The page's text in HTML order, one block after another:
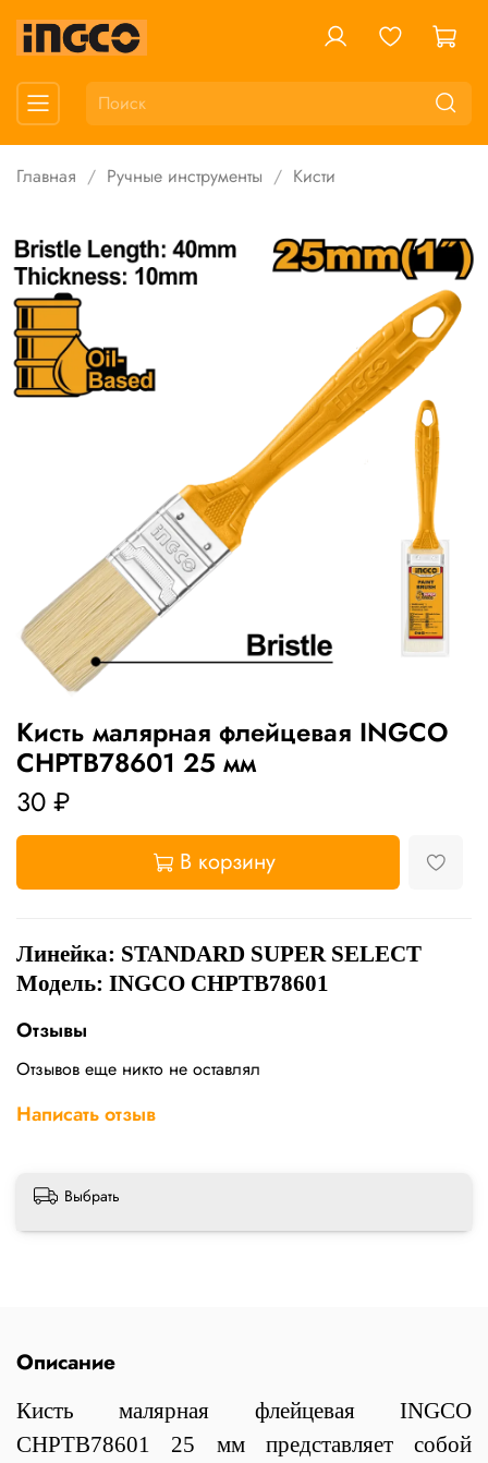
Главная Ручные инструменты Кисти
Кисть малярная флейцевая INGCO
CHPTB78601 25 мм
30 ₽
В корзину
Линейка: STANDARD SUPER SELECT
Модель: INGCO CHPTB78601
Отзывы
Отзывов еще никто не оставлял
Написать отзыв
Выбрать
Описание
Кисть малярная флейцевая INGCO
CHPTB78601 25 мм представляет собой